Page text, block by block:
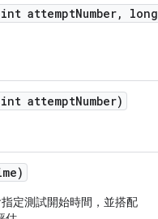
int attemptNumber,
long
int attemptNumber)
定測試開始時間，並搭配